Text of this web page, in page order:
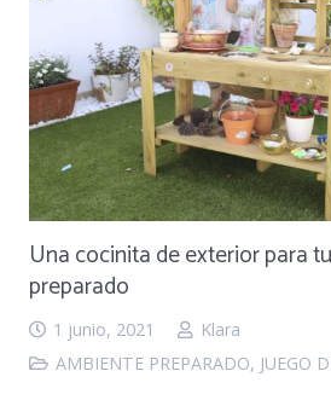
Una cocinita de exterior para
preparado
1 junio, 2021
Klara
AMBIENTE PREPARADO, JUEGO